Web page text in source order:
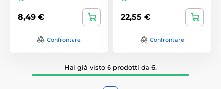
8,49 €
Confrontare
22,55 €
Confrontare
Hai già visto 6 prodotti da 6.